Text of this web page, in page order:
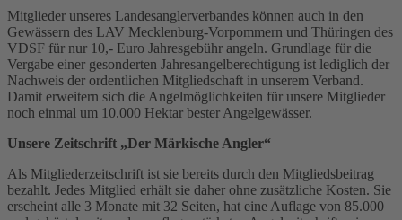
Mitglieder unseres Landesanglerverbandes können auch in den
Gewässern des LAV Mecklenburg-Vorpommern und Thüringen des
VDSF für nur 10,- Euro Jahresgebühr angeln. Grundlage für die
Vergabe einer gesonderten Jahresangelberechtigung ist lediglich der
Nachweis der ordentlichen Mitgliedschaft in unserem Verband.
Damit erweitern sich die Angelmöglichkeiten für unsere Mitglieder
noch einmal um 10.000 Hektar bester Angelgewässer.
Unsere Zeitschrift „Der Märkische Angler“
Als Mitgliederzeitschrift ist sie bereits durch den Mitgliedsbeitrag
bezahlt. Jedes Mitglied erhält sie daher ohne zusätzliche Kosten. Sie
erscheint alle 3 Monate mit 32 Seiten, hat eine Auflage von 85.000